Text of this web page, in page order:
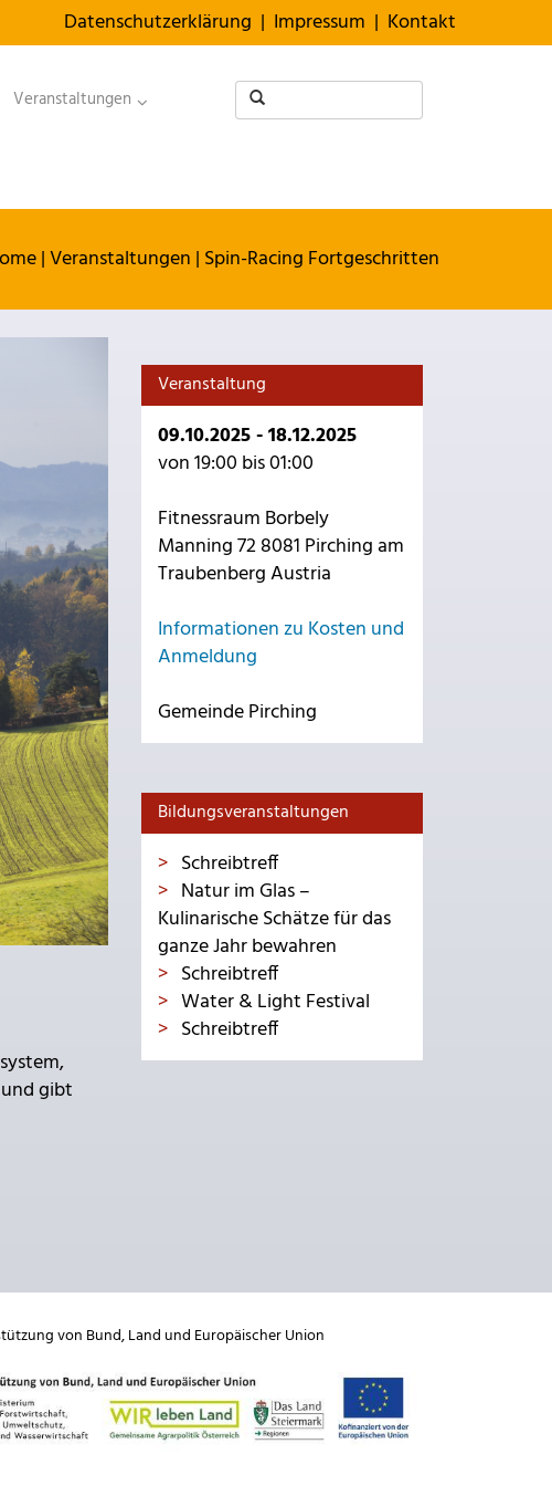
Datenschutzerklärung | Impressum | Kontakt
Veranstaltungen
|Veranstaltungen | Spin-Racing Fortgeschritten
gibt
Veranstaltung
09.10.2025 - 18.12.2025
von 19:00 bis 01:00
Fitnessraum Borbely
Manning 72 8081 Pirching am
Traubenberg Austria
Informationen zu Kosten und
Anmeldung
Gemeinde Pirching
Bildungsveranstaltungen
Schreibtreff
Natur im Glas –
Kulinarische Schätze für das
ganze Jahr bewahren
Schreibtreff
Water & Light Festival
Schreibtreff
von Bund,Land und Europäischer Union